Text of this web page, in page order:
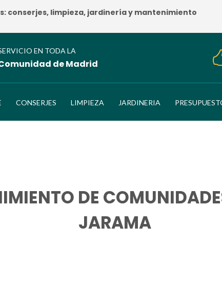
conserjes, limpieza, jardinería y mantenimiento
EN TODA LA
de Madrid
CONSERJES LIMPIEZA JARDINERIA
DE
JARAMA